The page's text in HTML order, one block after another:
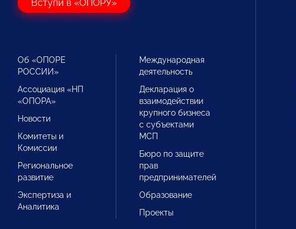
Вступи в «ОПОРУ»
Об «ОПОРЕ
РОССИИ»
Ассоциация «НП
«ОПОРА»
Новости
Комитеты и
Комиссии
Региональное
развитие
Экспертиза и
Аналитика
Международная
деятельность
Декларация о
взаимодействии
крупного бизнеса
с субъектами
МСП
Бюро по защите
прав
предпринимателей
Образование
Проекты